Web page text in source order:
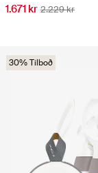
1.671 kr 2.229 kr
30% Tilboð